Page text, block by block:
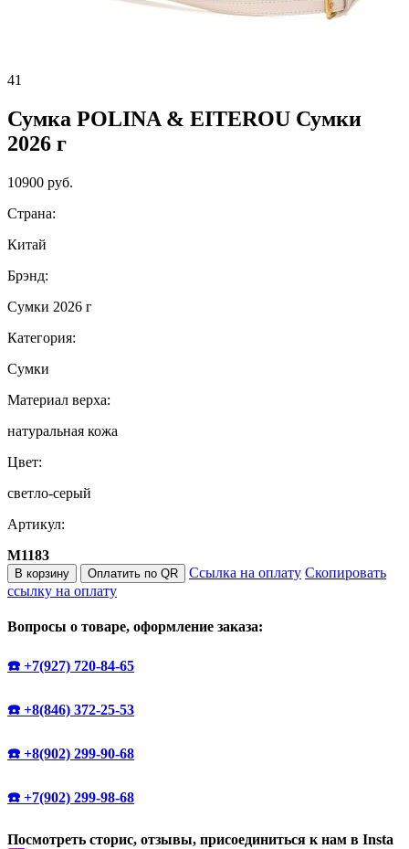
41
Сумка POLINA & EITEROU Сумки
2026 г
10900 руб.
Страна:
Китай
Брэнд:
Сумки 2026 г
Категория:
Сумки
Материал верха:
натуральная кожа
Цвет:
светло-серый
Артикул:
M1183
В корзину Оплатить по QR Ссылка на оплату Скопировать
ссылку на оплату
Вопросы о товаре, оформление заказа:
☎️ +7(927) 720-84-65
☎️ +8(846) 372-25-53
☎️ +8(902) 299-90-68
☎️ +7(902) 299-98-68
Посмотреть сторис, отзывы, присоединиться к нам в Insta